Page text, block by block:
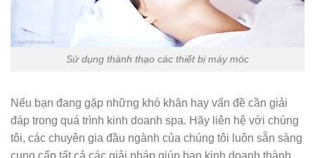
Sử dụng thành thạo các thiết bị máy móc
Nếu bạn đang gặp những khó khăn hay vấn đề cần giải
đáp trong quá trình kinh doanh spa. Hãy liên hệ với chúng
tôi, các chuyên gia đầu ngành của chúng tôi luôn sẵn sàng
cung cấp tất cả các giải pháp giúp bạn kinh doanh thành